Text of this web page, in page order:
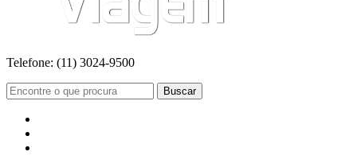
Telefone: (11) 3024-9500
Buscar